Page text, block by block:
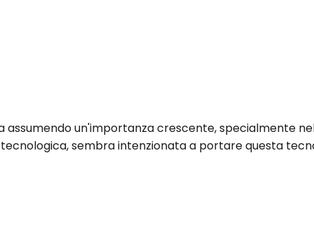
assumendo un'importanza crescente, specialmente
sembra intenzionata a portare questa